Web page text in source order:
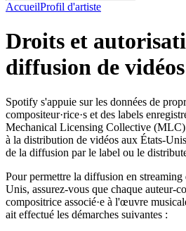
AccueilProfil d'artiste
Droits et
diffusion de vidéos
Spotify s'appuie sur les données de
compositeur·rice·s et des labels
Mechanical Licensing Collective
à la distribution de vidéos aux États-
de la diffusion par le label ou le
Pour permettre la diffusion en
Unis, assurez-vous que chaque auteur-
compositrice associé·e à l'œuvre
ait effectué les démarches suivantes :